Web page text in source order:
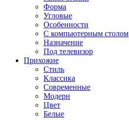
Форма
Угловые
Особенности
С компьютерным столом
Назначение
Под телевизор
Прихожие
Стиль
Классика
Современные
Модерн
Цвет
Белые